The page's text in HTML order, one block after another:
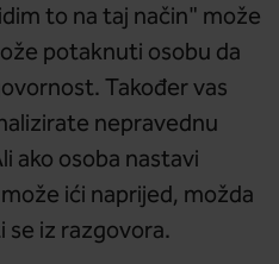
to na taj način" može
potaknuti osobu da
Također vas
nepravednu
ako osoba nastavi
ići naprijed, možda
iz razgovora.